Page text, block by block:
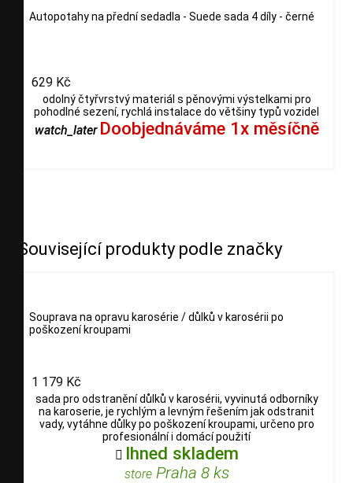
Autopotahy na přední sedadla - Suede sada 4 díly - černé
629 Kč
odolný čtyřvrstvý materiál s pěnovými výstelkami pro
pohodlné sezení, rychlá instalace do většiny typů vozidel
watch_later Doobjednáváme 1x měsíčně
Související produkty podle značky
Souprava na opravu karosérie / důlků v karosérii po
poškození kroupami
1 179 Kč
sada pro odstranění důlků v karosérii, vyvinutá odborníky
na karoserie, je rychlým a levným řešením jak odstranit
vady, vytáhne důlky po poškození kroupami, určeno pro
profesionální i domácí použití
 Ihned skladem
storePraha 8 ks